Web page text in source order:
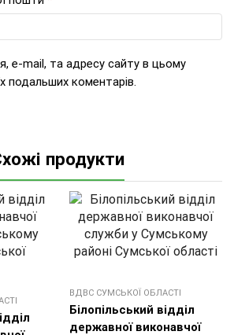
e-mail, та адресу сайту в цьому
подальших коментарів.
продукти
ВДВС СУМСЬКОЇ ОБЛАСТІ
Білопільський відділ
державної виконавчої